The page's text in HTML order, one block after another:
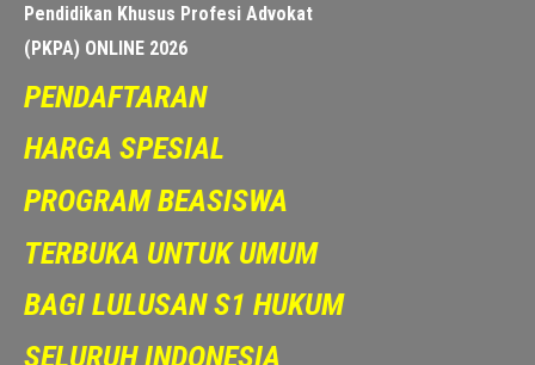
PKPA ONLINE 2026
Pendidikan Khusus Profesi Advokat
(PKPA) ONLINE 2026
PENDAFTARAN
HARGA SPESIAL
PROGRAM BEASISWA
TERBUKA UNTUK UMUM